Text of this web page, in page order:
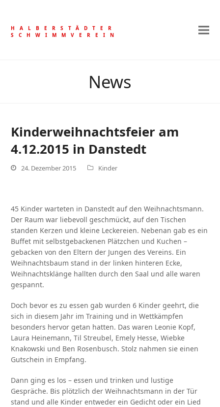
HALBERSTÄDTER
SCHWIMMVEREIN
News
Kinderweihnachtsfeier am
4.12.2015 in Danstedt
24. Dezember 2015 Kinder
45 Kinder warteten in Danstedt auf den Weihnachtsmann.
Der Raum war liebevoll geschmückt, auf den Tischen
standen Kerzen und kleine Leckereien. Nebenan gab es ein
Buffet mit selbstgebackenen Plätzchen und Kuchen –
gebacken von den Eltern der Jungen des Vereins. Ein
Weihnachtsbaum stand in der linken hinteren Ecke,
Weihnachtsklänge hallten durch den Saal und alle waren
gespannt.
Doch bevor es zu essen gab wurden 6 Kinder geehrt, die
sich in diesem Jahr im Training und in Wettkämpfen
besonders hervor getan hatten. Das waren Leonie Kopf,
Laura Heinemann, Til Streubel, Emely Hesse, Wiebke
Knakowski und Ben Rosenbusch. Stolz nahmen sie einen
Gutschein in Empfang.
Dann ging es los – essen und trinken und lustige
Gespräche. Bis plötzlich der Weihnachtsmann in der Tür
stand und alle Kinder entweder ein Gedicht oder ein Lied